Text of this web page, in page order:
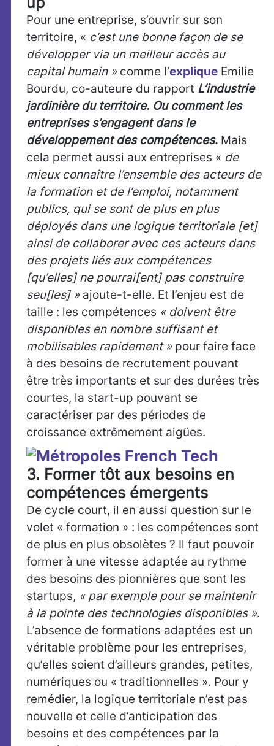
Pour une entreprise, s’ouvrir sur son
territoire, « c’est une bonne façon de se
développer via un meilleur accès au
capital humain » comme l’explique Emilie
Bourdu, co-auteure du rapport L’industrie
jardinière du territoire. Ou comment les
entreprises s’engagent dans le
développement des compétences. Mais
cela permet aussi aux entreprises « de
mieux connaître l’ensemble des acteurs de
la formation et de l’emploi, notamment
publics, qui se sont de plus en plus
déployés dans une logique territoriale [et]
ainsi de collaborer avec ces acteurs dans
des projets liés aux compétences
[qu’elles] ne pourrai[ent] pas construire
seu[les] » ajoute-t-elle. Et l’enjeu est de
taille : les compétences « doivent être
disponibles en nombre suffisant et
mobilisables rapidement » pour faire face
à des besoins de recrutement pouvant
être très importants et sur des durées très
courtes, la start-up pouvant se
caractériser par des périodes de
croissance extrêmement aigües.
3. Former tôt aux besoins en
compétences émergents
De cycle court, il en aussi question sur le
volet « formation » : les compétences sont
de plus en plus obsolètes ? Il faut pouvoir
former à une vitesse adaptée au rythme
des besoins des pionnières que sont les
startups, « par exemple pour se maintenir
à la pointe des technologies disponibles ».
L’absence de formations adaptées est un
véritable problème pour les entreprises,
qu’elles soient d’ailleurs grandes, petites,
numériques ou « traditionnelles ». Pour y
remédier, la logique territoriale n’est pas
nouvelle et celle d’anticipation des
besoins et des compétences par la